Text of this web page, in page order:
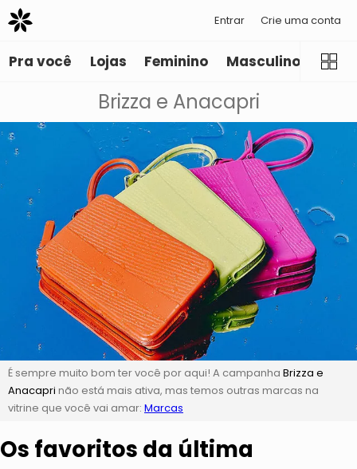
Entrar Crie uma conta
Pra você Lojas Feminino Masculino
Brizza e Anacapri
É sempre muito bom ter você por aqui! A campanha Brizza e
Anacapri não está mais ativa, mas temos outras marcas na
vitrine que você vai amar: Marcas
Os favoritos da última